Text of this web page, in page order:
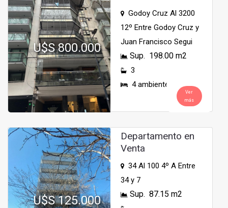
U$S 800.000
Godoy Cruz Al 3200
12º Entre Godoy Cruz y
Juan Francisco Segui
Sup. 198.00 m2
3
4 ambientes
Ver
más
U$S 125.000
Departamento en
Venta
34 Al 100 4º A Entre
34 y 7
Sup. 87.15 m2